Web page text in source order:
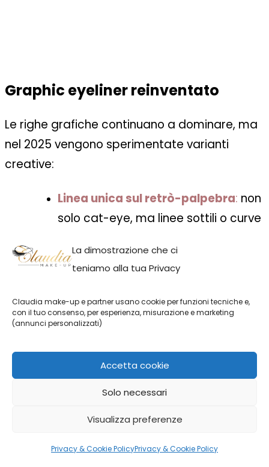
La dimostrazione che ci
teniamo alla tua Privacy
Claudia make-up e partner usano cookie per funzioni tecniche e,
con il tuo consenso, per esperienza, misurazione e marketing
(annunci personalizzati)
Accetta cookie
Solo necessari
Visualizza preferenze
Privacy & Cookie PolicyPrivacy & Cookie Policy
Graphic eyeliner reinventato
Le righe grafiche continuano a dominare, ma
nel 2025 vengono sperimentate varianti
creative:
Linea unica sul retrò-palpebra: non
solo cat-eye, ma linee sottili o curve
dell’occhio.
Doppio liner asimmetrico
sottile tradizionale e una seconda –
più sottile o colorata – sovrapposta